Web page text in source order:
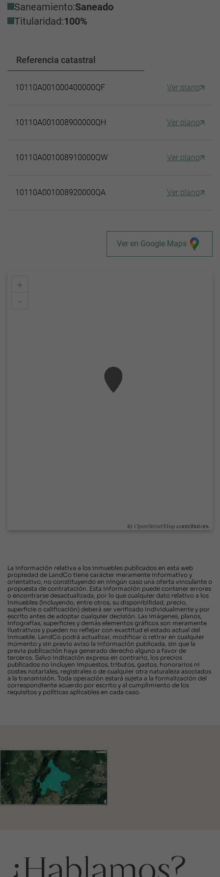
Saneamiento:Saneado
Titularidad:100%
Referencia catastral
10110A001000400000QF Ver plano
10110A001008900000QH Ver plano
10110A001008910000QW Ver plano
10110A001008920000QA Ver plano
Ver en Google Maps
+
–
© OpenStreetMap contributors.
La información relativa a los inmuebles publicados en esta web
propiedad de LandCo tiene carácter meramente informativo y
orientativo, no constituyendo en ningún caso una oferta vinculante o
propuesta de contratación. Esta información puede contener errores
o encontrarse desactualizada, por lo que cualquier dato relativo a los
inmuebles (incluyendo, entre otros, su disponibilidad, precio,
superficie o calificación) deberá ser verificado individualmente y por
escrito antes de adoptar cualquier decisión. Las imágenes, planos,
infografías, superficies y demás elementos gráficos son meramente
ilustrativos y pueden no reflejar con exactitud el estado actual del
inmueble. LandCo podrá actualizar, modificar o retirar en cualquier
momento y sin previo aviso la información publicada, sin que la
previa publicación haya generado derecho alguno a favor de
terceros. Salvo indicación expresa en contrario, los precios
publicados no incluyen impuestos, tributos, gastos, honorarios ni
costes notariales, registrales o de cualquier otra naturaleza asociados
a la transmisión. Toda operación estará sujeta a la formalización del
correspondiente acuerdo por escrito y al cumplimiento de los
requisitos y políticas aplicables en cada caso.